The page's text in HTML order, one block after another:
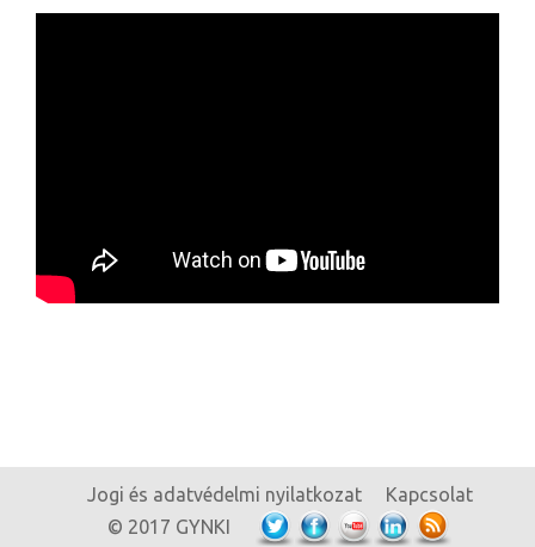
Jogi és adatvédelmi nyilatkozat
Kapcsolat
© 2017 GYNKI